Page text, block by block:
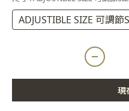
ADJUSTIBLE SIZE 可調節
現